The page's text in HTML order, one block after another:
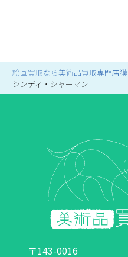
絵画買取なら美術品買取専門店獏
シンディ・シャーマン
〒143-0016